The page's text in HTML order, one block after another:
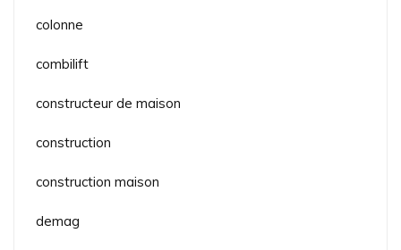
colonne
combilift
constructeur de maison
construction
construction maison
demag